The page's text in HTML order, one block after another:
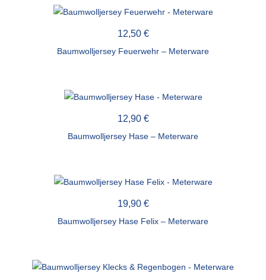
12,50 €
Baumwolljersey Feuerwehr – Meterware
12,90 €
Baumwolljersey Hase – Meterware
19,90 €
Baumwolljersey Hase Felix – Meterware